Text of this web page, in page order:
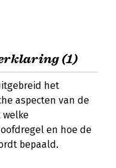
(1)
het
aspecten van de
welke
en hoe de
bepaald.